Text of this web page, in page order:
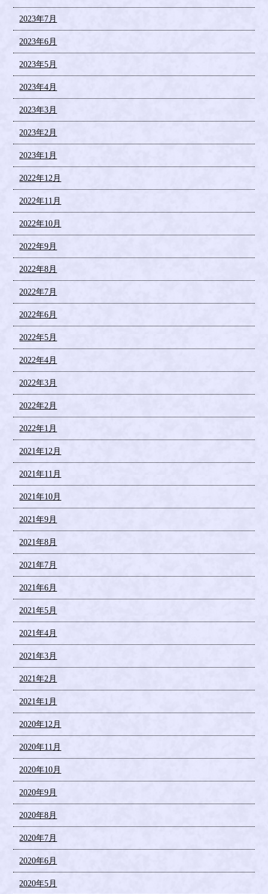
2023年7月
2023年6月
2023年5月
2023年4月
2023年3月
2023年2月
2023年1月
2022年12月
2022年11月
2022年10月
2022年9月
2022年8月
2022年7月
2022年6月
2022年5月
2022年4月
2022年3月
2022年2月
2022年1月
2021年12月
2021年11月
2021年10月
2021年9月
2021年8月
2021年7月
2021年6月
2021年5月
2021年4月
2021年3月
2021年2月
2021年1月
2020年12月
2020年11月
2020年10月
2020年9月
2020年8月
2020年7月
2020年6月
2020年5月